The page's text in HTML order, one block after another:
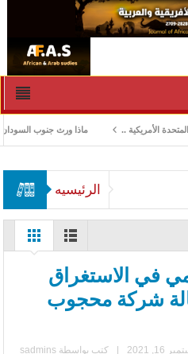
ماذا ورث جنوب السودان من الأمريكية ..
الرئيسيه
في الاستغراق
شركة محجوب
كتب بواسطة sadmins | 2021